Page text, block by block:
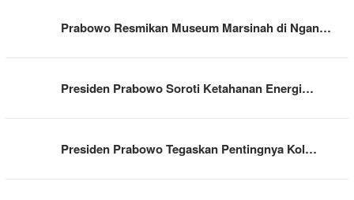
Prabowo Resmikan Museum Marsinah di Ngan…
Presiden Prabowo Soroti Ketahanan Energi…
Presiden Prabowo Tegaskan Pentingnya Kol…